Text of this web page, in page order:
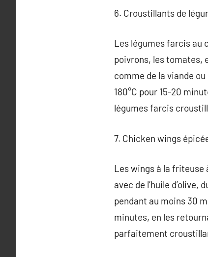
6. Croustillants de
Les légumes farcis au
poivrons, les tomates,
comme de la viande
180°C pour 15-20
légumes farcis
7. Chicken wings
Les wings à la friteuse
avec de l’huile
pendant au moins 30
minutes, en les
parfaitement